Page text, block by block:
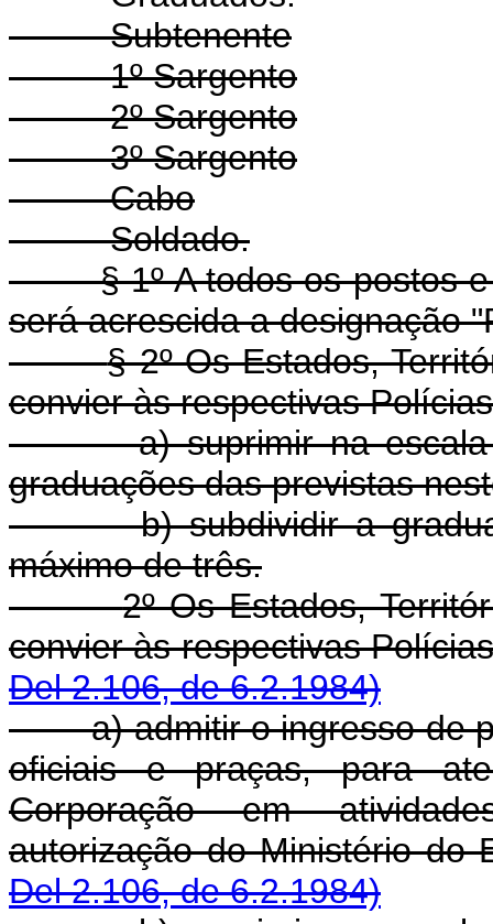
- Subtenente
- 1º Sargento
- 2º Sargento
- 3º Sargento
- Cabo
- Soldado.
§ 1º A todos os postos e
será acrescida a designação
§ 2º Os Estados,
convier às respectivas
a) suprimir na escala
graduações das previstas
b) subdividir a
máximo de três.
2º Os Estados,
convier às respectivas
Del 2.106, de 6.2.1984)
a) admitir o ingresso de
oficiais e praças, para
Corporação em
autorização do
Del 2.106, de 6.2.1984)